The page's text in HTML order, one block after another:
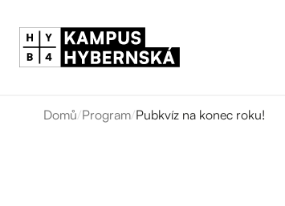
Domů/Program/Pubkvíz na konec roku!